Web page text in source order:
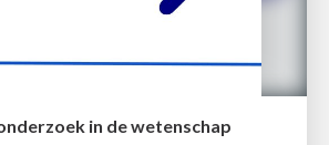
in de wetenschap